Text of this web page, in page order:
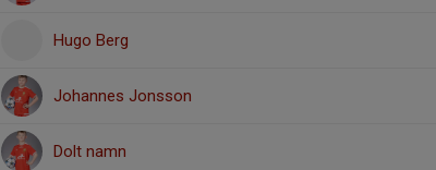
Hugo Berg
Johannes Jonsson
Dolt namn